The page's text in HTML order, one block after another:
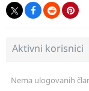
Aktivni korisnici
Nema ulogovanih